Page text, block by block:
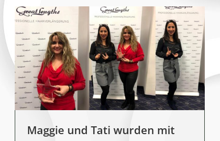
Maggie und Tati wurden mit